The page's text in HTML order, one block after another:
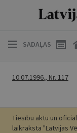
SADAĻAS
10.07.1996., Nr. 117
Tiesību aktu un
laikraksta "Latvijas